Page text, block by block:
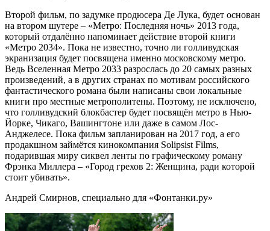
Второй фильм, по задумке продюсера Де Лука, будет основан
на втором шутере – «Метро: Последняя ночь» 2013 года,
который отдалённо напоминает действие второй книги
«Метро 2034». Пока не известно, точно ли голливудская
экранизация будет посвящена именно московскому метро.
Ведь Вселенная Метро 2033 разрослась до 20 самых разных
произведений, а в других странах по мотивам российского
фантастического романа были написаны свои локальные
книги про местные метрополитены. Поэтому, не исключено,
что голливудский блокбастер будет посвящён метро в Нью-
Йорке, Чикаго, Вашингтоне или даже в самом Лос-
Анджелесе. Пока фильм запланирован на 2017 год, а его
продакшном займётся кинокомпания Solipsist Films,
подарившая миру сиквел ленты по графическому роману
Фрэнка Миллера – «Город грехов 2: Женщина, ради которой
стоит убивать».
Андрей Смирнов, специально для «Фонтанки.ру»